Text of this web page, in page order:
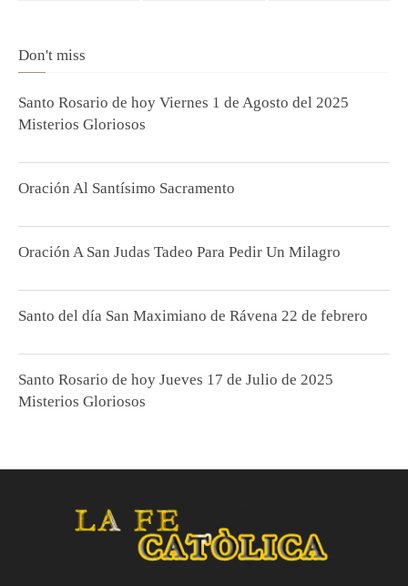
Don't miss
Santo Rosario de hoy Viernes 1 de Agosto del 2025
Misterios Gloriosos
Oración Al Santísimo Sacramento
Oración A San Judas Tadeo Para Pedir Un Milagro
Santo del día San Maximiano de Rávena 22 de febrero
Santo Rosario de hoy Jueves 17 de Julio de 2025
Misterios Gloriosos